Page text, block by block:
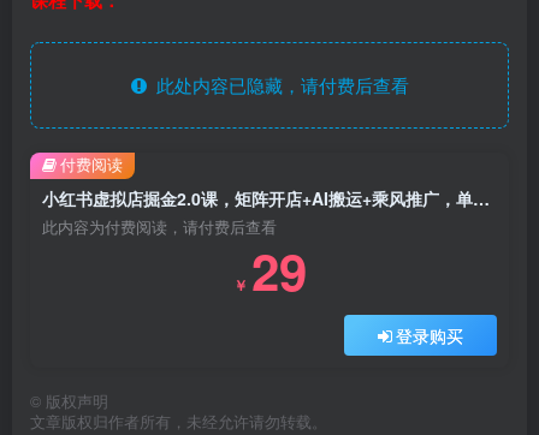
此处内容已隐藏，请付费后查看
小红书虚拟店掘金2.0课，矩阵开店+AI搬运+乘风推广，单店月入8000实操
此内容为付费阅读，请付费后查看
￥ 29
登录购买
付费阅读
© 版权声明
文章版权归作者所有，未经允许请勿转载。